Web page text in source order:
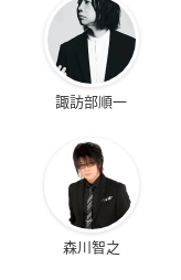
諏訪部順一
森川智之